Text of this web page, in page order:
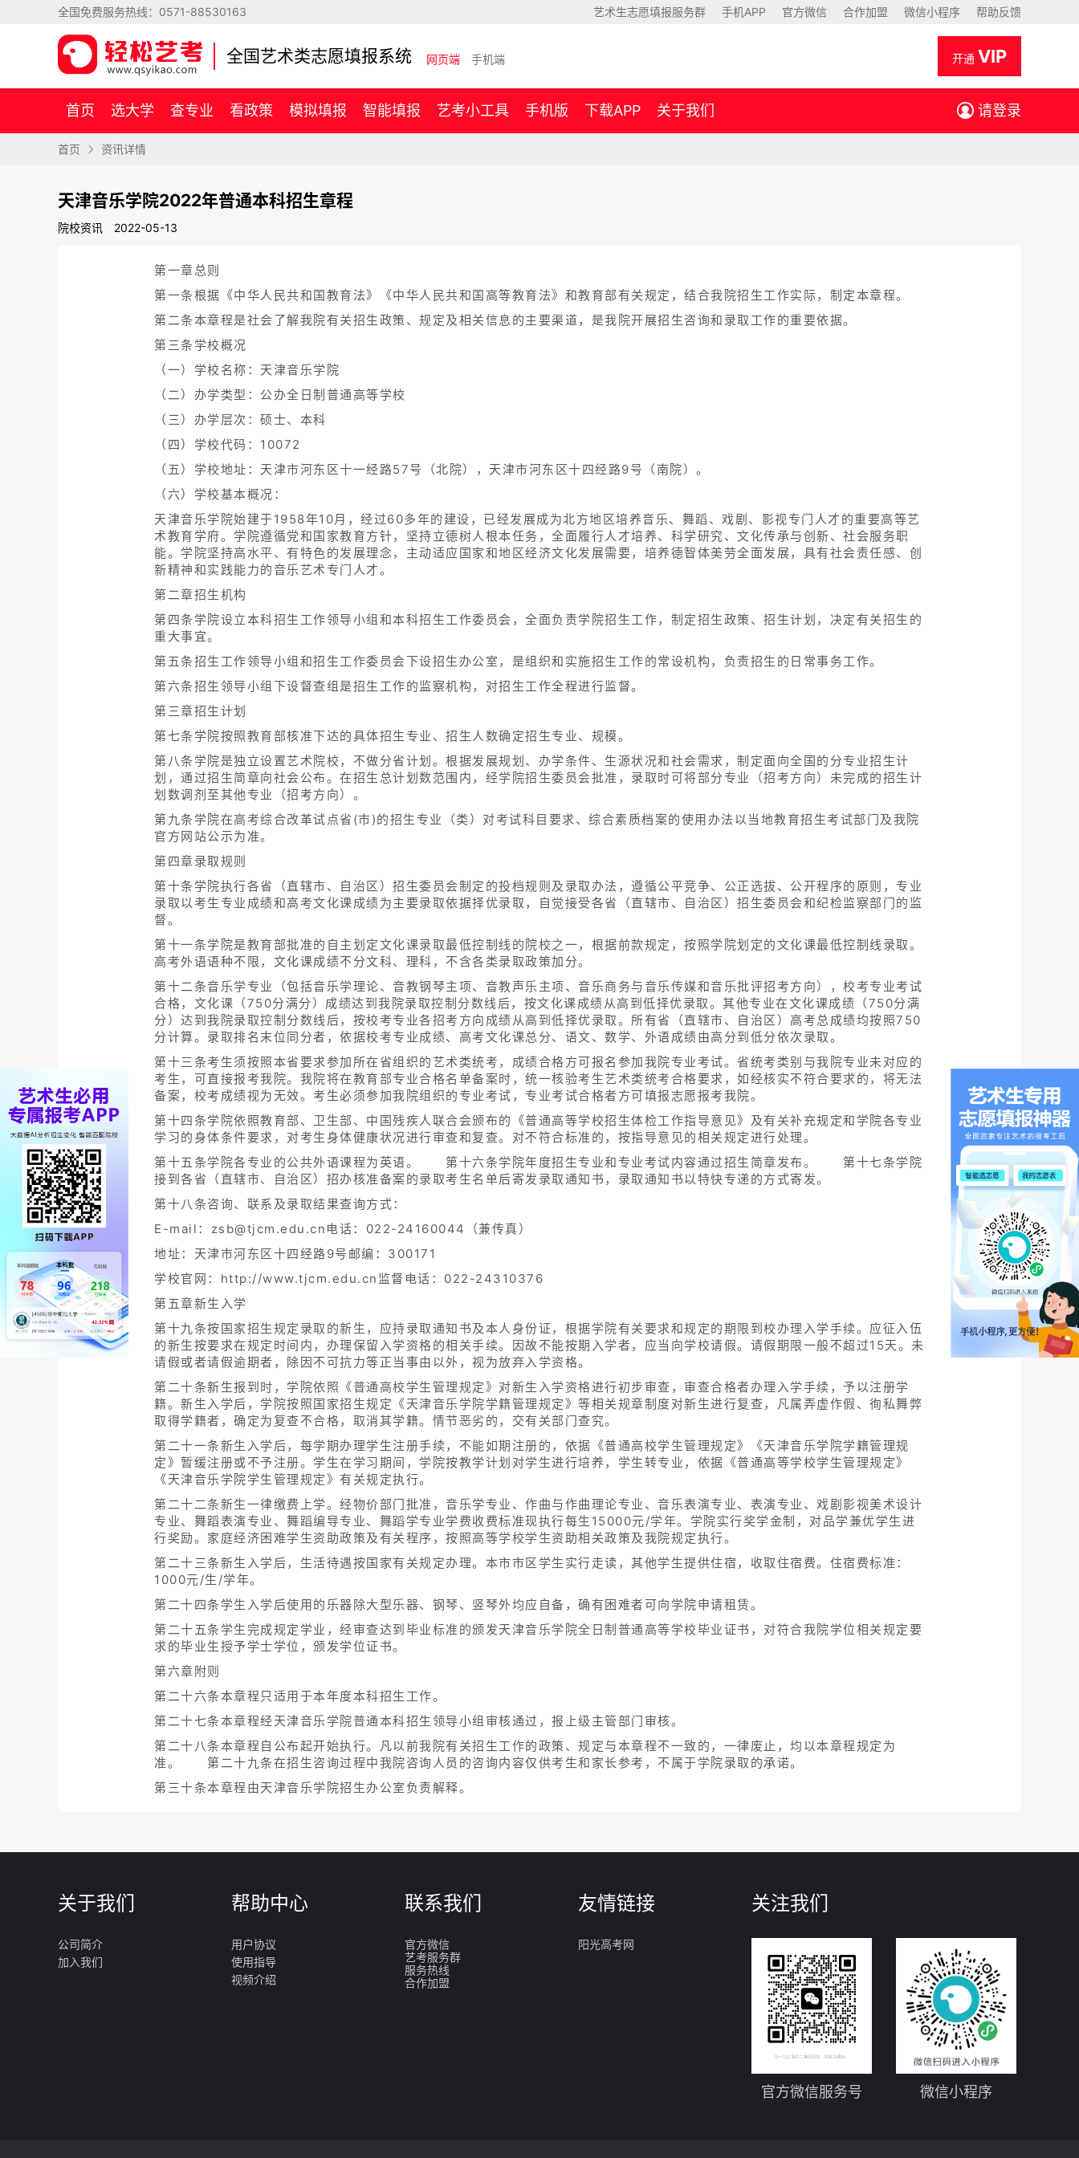
全国免费服务热线： 0571-88530163 艺术生志愿填报服务群 手机APP 官方微信 合作加盟 微信小程序 帮助反馈
全国艺术类志愿填报系统 网页端 手机端 开通 VIP
首页 选大学 查专业 看政策 模拟填报 智能填报 艺考小工具 手机版 下载APP 关于我们 请登录
首页 资讯详情
天津音乐学院2022年普通本科招生章程
院校资讯 2022-05-13
第一章总则
第一条根据《中华人民共和国教育法》《中华人民共和国高等教育法》和教育部有关规定，结合我院招生工作实际，制定本章程。
第二条本章程是社会了解我院有关招生政策、规定及相关信息的主要渠道，是我院开展招生咨询和录取工作的重要依据。
第三条学校概况
（一）学校名称：天津音乐学院
（二）办学类型：公办全日制普通高等学校
（三）办学层次：硕士、本科
（四）学校代码：10072
（五）学校地址：天津市河东区十一经路57号（北院），天津市河东区十四经路9号（南院）。
（六）学校基本概况：
天津音乐学院始建于1958年10月，经过60多年的建设，已经发展成为北方地区培养音乐、舞蹈、戏剧、影视专门人才的重要高等艺
术教育学府。学院遵循党和国家教育方针，坚持立德树人根本任务，全面履行人才培养、科学研究、文化传承与创新、社会服务职
能。学院坚持高水平、有特色的发展理念，主动适应国家和地区经济文化发展需要，培养德智体美劳全面发展，具有社会责任感、创
新精神和实践能力的音乐艺术专门人才。
第二章招生机构
第四条学院设立本科招生工作领导小组和本科招生工作委员会，全面负责学院招生工作，制定招生政策、招生计划，决定有关招生的
重大事宜。
第五条招生工作领导小组和招生工作委员会下设招生办公室，是组织和实施招生工作的常设机构，负责招生的日常事务工作。
第六条招生领导小组下设督查组是招生工作的监察机构，对招生工作全程进行监督。
第三章招生计划
第七条学院按照教育部核准下达的具体招生专业、招生人数确定招生专业、规模。
第八条学院是独立设置艺术院校，不做分省计划。根据发展规划、办学条件、生源状况和社会需求，制定面向全国的分专业招生计
划，通过招生简章向社会公布。在招生总计划数范围内，经学院招生委员会批准，录取时可将部分专业（招考方向）未完成的招生计
划数调剂至其他专业（招考方向）。
第九条学院在高考综合改革试点省(市)的招生专业（类）对考试科目要求、综合素质档案的使用办法以当地教育招生考试部门及我院
官方网站公示为准。
第四章录取规则
第十条学院执行各省（直辖市、自治区）招生委员会制定的投档规则及录取办法，遵循公平竞争、公正选拔、公开程序的原则，专业
录取以考生专业成绩和高考文化课成绩为主要录取依据择优录取，自觉接受各省（直辖市、自治区）招生委员会和纪检监察部门的监
督。
第十一条学院是教育部批准的自主划定文化课录取最低控制线的院校之一，根据前款规定，按照学院划定的文化课最低控制线录取。
高考外语语种不限，文化课成绩不分文科、理科，不含各类录取政策加分。
第十二条音乐学专业（包括音乐学理论、音教钢琴主项、音教声乐主项、音乐商务与音乐传媒和音乐批评招考方向），校考专业考试
合格，文化课（750分满分）成绩达到我院录取控制分数线后，按文化课成绩从高到低择优录取。其他专业在文化课成绩（750分满
分）达到我院录取控制分数线后，按校考专业各招考方向成绩从高到低择优录取。所有省（直辖市、自治区）高考总成绩均按照750
分计算。录取排名末位同分者，依据校考专业成绩、高考文化课总分、语文、数学、外语成绩由高分到低分依次录取。
第十三条考生须按照本省要求参加所在省组织的艺术类统考，成绩合格方可报名参加我院专业考试。省统考类别与我院专业未对应的
考生，可直接报考我院。我院将在教育部专业合格名单备案时，统一核验考生艺术类统考合格要求，如经核实不符合要求的，将无法
备案，校考成绩视为无效。考生必须参加我院组织的专业考试，专业考试合格者方可填报志愿报考我院。
第十四条学院依照教育部、卫生部、中国残疾人联合会颁布的《普通高等学校招生体检工作指导意见》及有关补充规定和学院各专业
学习的身体条件要求，对考生身体健康状况进行审查和复查。对不符合标准的，按指导意见的相关规定进行处理。
第十五条学院各专业的公共外语课程为英语。 第十六条学院年度招生专业和专业考试内容通过招生简章发布。 第十七条学院
接到各省（直辖市、自治区）招办核准备案的录取考生名单后寄发录取通知书，录取通知书以特快专递的方式寄发。
第十八条咨询、联系及录取结果查询方式：
E-mail：zsb@tjcm.edu.cn电话：022-24160044（兼传真）
地址：天津市河东区十四经路9号邮编：300171
学校官网：http://www.tjcm.edu.cn监督电话：022-24310376
第五章新生入学
第十九条按国家招生规定录取的新生，应持录取通知书及本人身份证，根据学院有关要求和规定的期限到校办理入学手续。应征入伍
的新生按要求在规定时间内，办理保留入学资格的相关手续。因故不能按期入学者，应当向学校请假。请假期限一般不超过15天。未
请假或者请假逾期者，除因不可抗力等正当事由以外，视为放弃入学资格。
第二十条新生报到时，学院依照《普通高校学生管理规定》对新生入学资格进行初步审查，审查合格者办理入学手续，予以注册学
籍。新生入学后，学院按照国家招生规定《天津音乐学院学籍管理规定》等相关规章制度对新生进行复查，凡属弄虚作假、徇私舞弊
取得学籍者，确定为复查不合格，取消其学籍。情节恶劣的，交有关部门查究。
第二十一条新生入学后，每学期办理学生注册手续，不能如期注册的，依据《普通高校学生管理规定》《天津音乐学院学籍管理规
定》暂缓注册或不予注册。学生在学习期间，学院按教学计划对学生进行培养，学生转专业，依据《普通高等学校学生管理规定》
《天津音乐学院学生管理规定》有关规定执行。
第二十二条新生一律缴费上学。经物价部门批准，音乐学专业、作曲与作曲理论专业、音乐表演专业、表演专业、戏剧影视美术设计
专业、舞蹈表演专业、舞蹈编导专业、舞蹈学专业学费收费标准现执行每生15000元/学年。学院实行奖学金制，对品学兼优学生进
行奖励。家庭经济困难学生资助政策及有关程序，按照高等学校学生资助相关政策及我院规定执行。
第二十三条新生入学后，生活待遇按国家有关规定办理。本市市区学生实行走读，其他学生提供住宿，收取住宿费。住宿费标准：
1000元/生/学年。
第二十四条学生入学后使用的乐器除大型乐器、钢琴、竖琴外均应自备，确有困难者可向学院申请租赁。
第二十五条学生完成规定学业，经审查达到毕业标准的颁发天津音乐学院全日制普通高等学校毕业证书，对符合我院学位相关规定要
求的毕业生授予学士学位，颁发学位证书。
第六章附则
第二十六条本章程只适用于本年度本科招生工作。
第二十七条本章程经天津音乐学院普通本科招生领导小组审核通过，报上级主管部门审核。
第二十八条本章程自公布起开始执行。凡以前我院有关招生工作的政策、规定与本章程不一致的，一律废止，均以本章程规定为
准。 第二十九条在招生咨询过程中我院咨询人员的咨询内容仅供考生和家长参考，不属于学院录取的承诺。
第三十条本章程由天津音乐学院招生办公室负责解释。
关于我们
公司简介
加入我们
帮助中心
用户协议
使用指导
视频介绍
联系我们
官方微信
艺考服务群
服务热线
合作加盟
友情链接
阳光高考网
关注我们
官方微信服务号 微信小程序